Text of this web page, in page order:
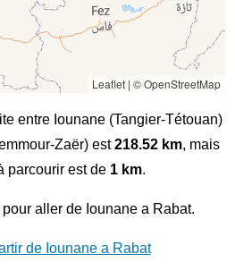
Leaflet| © OpenStreetMap
entre Iounane (Tangier-Tétouan)
Zaër) est218.52 km, mais
parcourir est de 1 km.
pour aller de Iounane a Rabat.
de Iounane a Rabat